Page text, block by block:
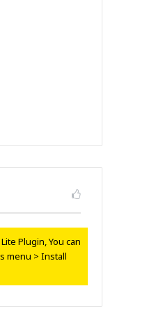
Plugin, You can
menu > Install